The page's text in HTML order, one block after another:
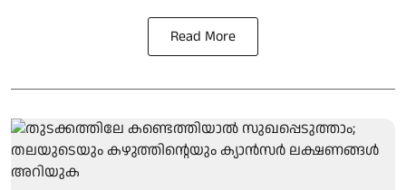
Read More